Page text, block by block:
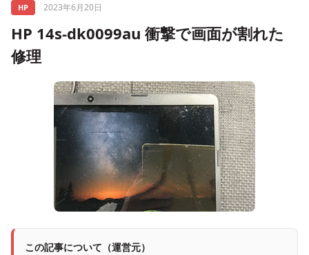
HP 2023年6月20日
HP 14s-dk0099au 衝撃で画面が割れた
修理
この記事について（運営元）